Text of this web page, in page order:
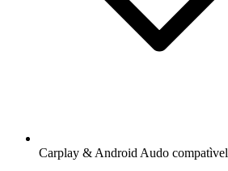
Carplay & Android Audo compatìvel